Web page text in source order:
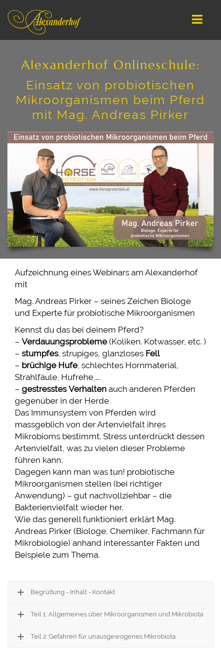
DEUTSCH
ENGLISH
STARTSEITE / ANGEBOTE
ARBEIT AN DER HAND
ATHLETISCHES LONGIEREN
ONLINE-SCHULE
COACHING
THERAPEUTISCHES REITEN
TERMINE / SEMINARE
PREISE
PLANE SELBST EINEN KURS
KONTAKT
Alexanderhof Onlineschule:
Einsatz von probiotischen
Mikroorganismen beim Pferd
mit Mag. Andreas Pirker
Aufzeichnung eines Webinars am Alexanderhof
mit
Mag. Andreas Pirker – seines Zeichen Biologe
und Experte für probiotische Mikroorganismen
Kennst du das bei deinem Pferd?
– Verdauungsprobleme(Koliken. Kotwasser, etc. )
– stumpfes, strupiges, glanzloses Fell
– brüchige Hufe, schlechtes Hornmaterial,
Strahlfäule, Hufrehe,….
– gestresstes Verhalten auch anderen Pferden
gegenüber in der Herde
Das Immunsystem von Pferden wird
massgeblich von der Artenvielfalt ihres
Mikrobioms bestimmt. Stress unterdrückt dessen
Artenvielfalt, was zu vielen dieser Probleme
führen kann.
Dagegen kann man was tun! probiotische
Mikroorganismen stellen (bei richtiger
Anwendung) – gut nachvollziehbar – die
Bakterienvielfalt wieder her.
Wie das generell funktioniert erklärt Mag.
Andreas Pirker (Biologe, Chemiker, Fachmann für
Mikrobiologie) anhand interessanter Fakten und
Beispiele zum Thema.
Begrüßung - Inhalt - Kontakt
Teil 1: Allgemeines über Mikroorganismen und Mikrobiota
Teil 2: Gefahren für unausgewogenes Mikrobiota